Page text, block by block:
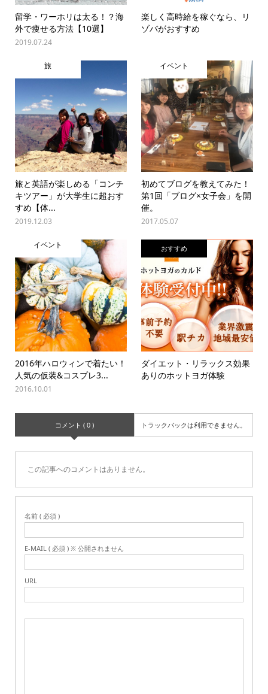
留学・ワーホリは太る！？海
外で痩せる方法【10選】
2019.07.24
楽しく高時給を稼ぐなら、リ
ゾバがおすすめ
旅
旅と英語が楽しめる「コンチ
キツアー」が大学生に超おす
すめ【体...
2019.12.03
イベント
初めてブログを教えてみた！
第1回「ブログ×女子会」を開
催。
2017.05.07
イベント
2016年ハロウィンで着たい！
人気の仮装&コスプレ3...
2016.10.01
おすすめ
ダイエット・リラックス効果
ありのホットヨガ体験
コメント ( 0 ) トラックバックは利用できません。
この記事へのコメントはありません。
名前 ( 必須 )
E-MAIL ( 必須 ) ※ 公開されません
URL